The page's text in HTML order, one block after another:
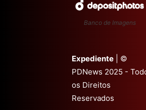
Banco de Imagens
Expediente | ©
PDNews 2025 -
os Direitos
Reservados